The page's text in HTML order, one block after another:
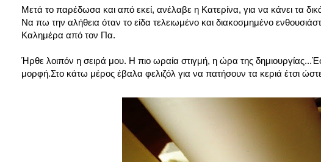
Μετά το παρέδωσα και από εκεί, ανέλαβε η Κατερίνα, για να κάνει τα
Να πω την αλήθεια όταν το είδα τελειωμένο και διακοσμημένο
Καλημέρα από τον Πα.
Ήρθε λοιπόν η σειρά μου. Η πιο ωραία στιγμή, η ώρα της
μορφή.Στο κάτω μέρος έβαλα φελιζόλ για να πατήσουν τα κεριά έτσι